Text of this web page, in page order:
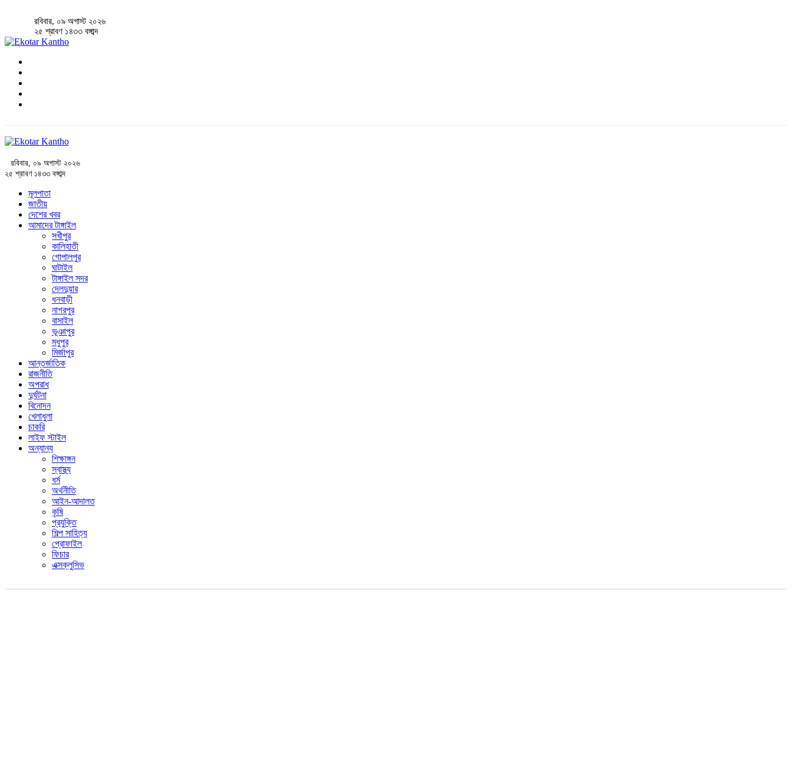
রবিবার, ০৯ অগাস্ট ২০২৬
২৫ শ্রাবণ ১৪৩৩ বঙ্গাব্দ
রবিবার, ০৯ অগাস্ট ২০২৬
২৫ শ্রাবণ ১৪৩৩ বঙ্গাব্দ
মূলপাতা
জাতীয়
দেশের খবর
আমাদের টাঙ্গাইল
সখীপুর
কালিহাতী
গোপালপুর
ঘাটাইল
টাঙ্গাইল সদর
দেলদুয়ার
ধনবাড়ী
নাগরপুর
বাসাইল
ভূঞাপুর
মধুপুর
মির্জাপুর
আন্তর্জাতিক
রাজনীতি
অপরাধ
দুর্ঘটনা
বিনোদন
খেলাধুলা
চাকরি
লাইফ স্টাইল
অন্যান্য
শিক্ষাঙ্গন
স্বাস্থ্য
ধর্ম
অর্থনীতি
আইন-আদালত
কৃষি
প্রযুক্তি
শিল্প সাহিত্য
প্রোফাইল
ফিচার
এক্সক্লুসিভ